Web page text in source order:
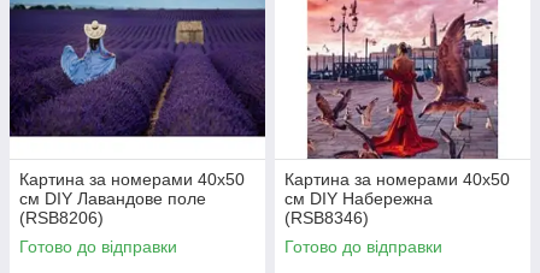
Картина за номерами 40х50
см DIY Лавандове поле
(RSB8206)
Готово до відправки
Картина за номерами 40х50
см DIY Набережна
(RSB8346)
Готово до відправки